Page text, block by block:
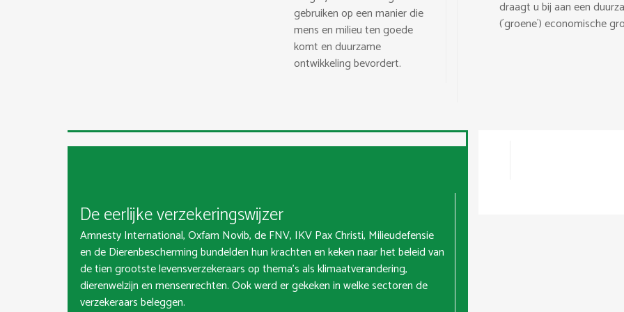
gebruiken op een manier die
mens en milieu ten goede
komt en duurzame
ontwikkeling bevordert.
draagt u bij aan een
(´groene´) economische
De eerlijke verzekeringswijzer
Amnesty International, Oxfam Novib, de FNV, IKV Pax Christi, Milieudefensie
en de Dierenbescherming bundelden hun krachten en keken naar het beleid van
de tien grootste levensverzekeraars op thema’s als klimaatverandering,
dierenwelzijn en mensenrechten. Ook werd er gekeken in welke sectoren de
verzekeraars beleggen.